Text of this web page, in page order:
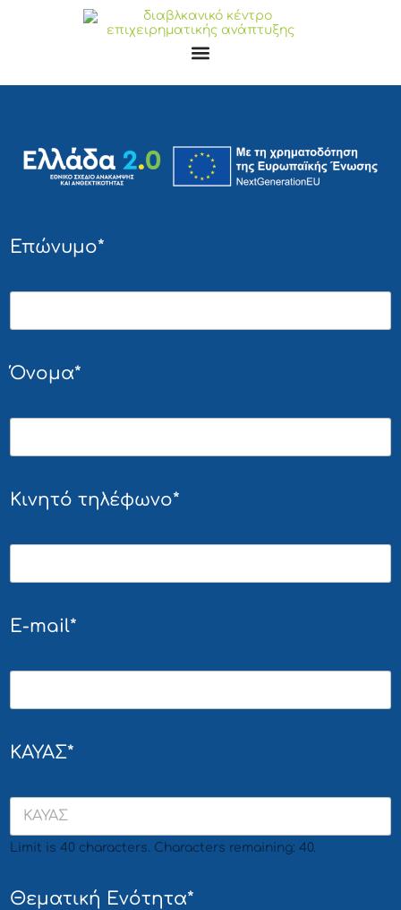
Επώνυμο*
Όνομα*
Κινητό τηλέφωνο*
E-mail*
ΚΑΥΑΣ*
Limit is 40 characters. Characters remaining: 40.
Θεματική Ενότητα*